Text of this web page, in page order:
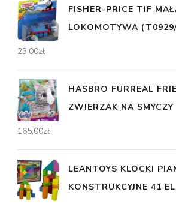
FISHER-PRICE TIF
LOKOMOTYWA
23,00zł
HASBRO FURREAL
ZWIERZAK NA
165,00zł
LEANTOYS KLOCKI
KONSTRUKCYJNE 41